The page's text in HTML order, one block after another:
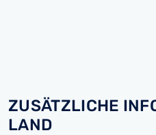
ZUSÄTZLICHE
LAND